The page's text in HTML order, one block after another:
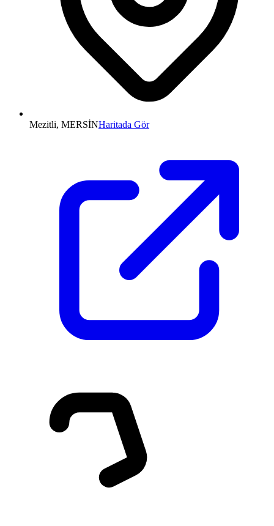
Mezitli, MERSİNHaritada Gör